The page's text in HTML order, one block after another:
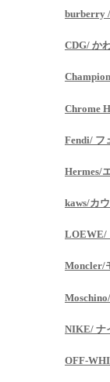
burberry
CDG/ か
Chrome
Fendi/ フ
Hermes/
kaws/カ
LOEWE/
Moncler/
NIKE/ ナ
OFF-